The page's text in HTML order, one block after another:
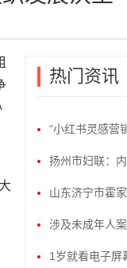
热门资讯
“小红书灵感营销
扬州市妇联：
山东济宁市霍
涉及未成年人
1岁就看电子屏